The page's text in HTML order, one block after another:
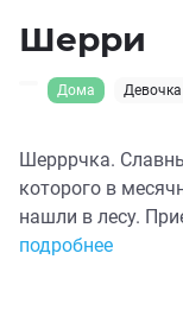
Шерри
Дома Девочка
Шерррчка.
которого в
нашли в лесу.
два. Братик
подробнее